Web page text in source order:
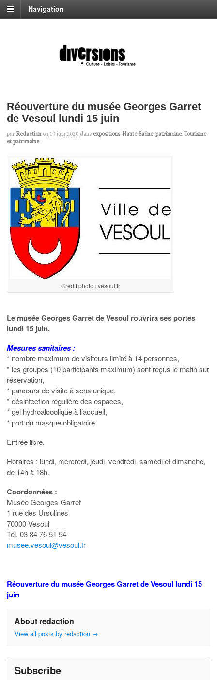
Navigation
Réouverture du musée Georges Garret
de Vesoul lundi 15 juin
par Redaction on 19 juin 2020 dans expositions, Haute-Saône, patrimoine, Tourisme
et patrimoine
Crédit photo : vesoul.fr
Le musée Georges Garret de Vesoul rouvrira ses portes
lundi 15 juin.
Mesures sanitaires :
* nombre maximum de visiteurs limité à 14 personnes,
* les groupes (10 participants maximum) sont reçus le matin sur
réservation,
* parcours de visite à sens unique,
* désinfection régulière des espaces,
* gel hydroalcoolique à l’accueil,
* port du masque obligatoire.
Entrée libre.
Horaires : lundi, mercredi, jeudi, vendredi, samedi et dimanche,
de 14h à 18h.
Coordonnées :
Musée Georges-Garret
1 rue des Ursulines
70000 Vesoul
Tél. 03 84 76 51 54
musee.vesoul@vesoul.fr
Réouverture du musée Georges Garret de Vesoul lundi 15
juin
About redaction
View all posts by redaction →
Subscribe